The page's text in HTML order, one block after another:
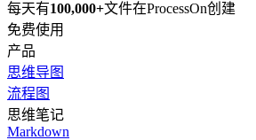
每天有100,000+文件在ProcessOn创建
免费使用
产品
思维导图
流程图
思维笔记
Markdown